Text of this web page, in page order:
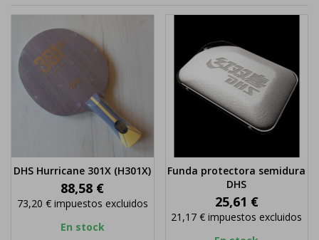
DHS Hurricane 301X (H301X)
Precio
88,58 €
73,20 € impuestos excluidos
En stock
Funda protectora semidura
DHS
Precio
25,61 €
21,17 €impuestos excluidos